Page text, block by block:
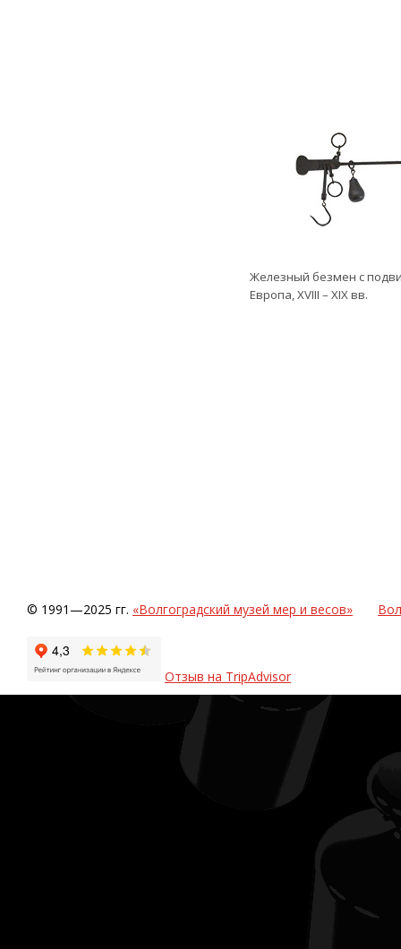
Железный безмен с
Европа, XVIII – XIX вв.
© 1991—2025 гг. «Волгоградский музей мер и весов»
Отзыв на TripAdvisor